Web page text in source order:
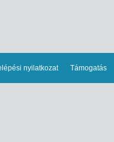
nyilatkozat Támogatás